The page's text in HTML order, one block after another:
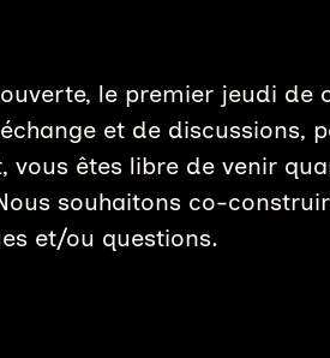
le premier jeudi
et de discussions,
êtes libre de venir
souhaitons co-
et/ou questions.